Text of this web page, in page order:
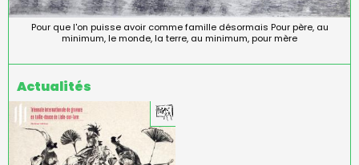
Il faut beaucoup de silence pour entendre l'arbre
Pour que l'on puisse avoir comme famille désormais Pour père, au
minimum, le monde, la terre, au minimum, pour mère
Actualités